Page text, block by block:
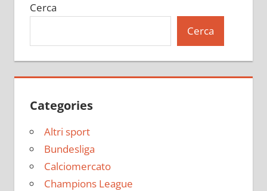
Cerca
Cerca
Categories
Altri sport
Bundesliga
Calciomercato
Champions League